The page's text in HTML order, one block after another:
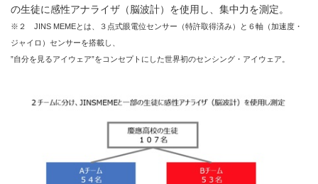
の生徒に感性アナライザ（脳波計）を使用し、集中力を測定。
※２ JINS MEMEとは、３点式眼電位センサー（特許取得済み）と６軸（加速度・
ジャイロ）センサーを搭載し、
”自分を見るアイウェア”をコンセプトにした世界初のセンシング・アイウェア。